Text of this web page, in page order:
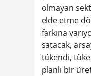
olmayan
elde etme
farkına
satacak,
tükendi,
planlı bir